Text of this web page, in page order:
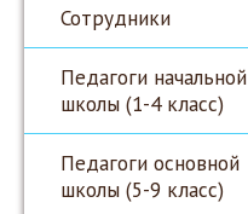
Сотрудники
Педагоги начальной
школы (1-4 класс)
Педагоги основной
школы (5-9 класс)